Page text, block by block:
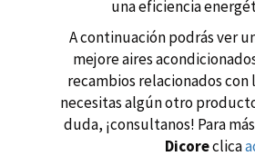
una eficiencia
A continuación podrás ver
mejore aires
recambios relacionados
necesitas algún otro
duda, ¡consultanos! Para
Dicoreclica